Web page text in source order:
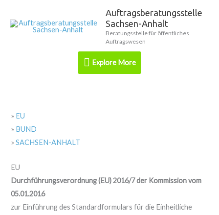
Inhalt
Auftragsberatungsstelle
Sachsen-Anhalt
Beratungsstelle für öffentliches
Auftragswesen
Explore
More
Explore More
» EU
» BUND
»SACHSEN-ANHALT
EU
Durchführungsverordnung (EU) 2016/7 der Kommission vom
05.01.2016
zur Einführung des Standardformulars für die Einheitliche